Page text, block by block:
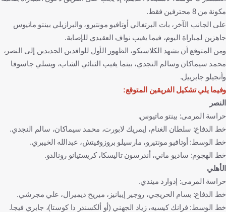
مكونة من 8 محترفين فقط.
على الجانب الآخر، بات البرتغالي أوتافيو مونتيرو، والبرازيلي بينتو ماتيوس
جاهزين لمباراة اليوم، فيما يغيب نواف العقيدي للإصابة.
ومن المتوقع أن يشهد الكلاسيكو، الظهور الأول للوافدين الجديدين إلى النصر،
محمد سيماكان وسالم النجدي، بينما يغيب الثنائي الشاب، ويسلي جاسوفا
وأنجيلو جابرييل.
وفيما يلي تشكيل الفريقين المتوقع:
النصر
حراسة المرمى: بينتو ماتيوس.
خط الدفاع: سلطان الغنام، إيمريك لابورت، محمد سيماكان، سالم النجدي.
خط الوسط: أوتافيو مونتيرو، مارسيلو بروزوفيتش، عبدالله الخيبري.
خط الهجوم: ساديو ماني، أندرسون تاليسكا، كريستيانو رونالدو.
الأهلي
حراسة المرمى: إدوارد ميندي.
خط الدفاع: بسام الحريجي، روجير إيبانيز، ميريح ديميرال، علي مجرشي.
خط الوسط: فرانك كيسيه، زياد الجهني (أو ألكسندر دا كوستا)، جابري فيجا.